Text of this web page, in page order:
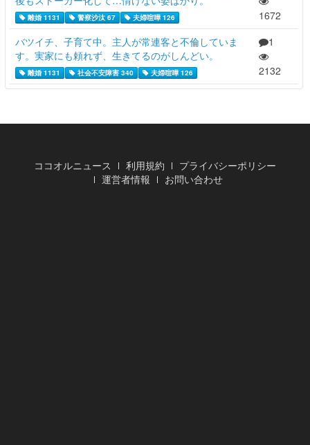
離婚 1131 警察沙汰 67 夫婦喧嘩 126
1672
バツイチ、子育て中。主人が常連客と不倫していま
す。実家にも頼れず、生きてるのがしんどい。
離婚 1131 社会不安障害 340 夫婦喧嘩 126
1
2132
ココオルニュース 利用規約
プライバシーポリシー
運営者情報
お問い合わせ